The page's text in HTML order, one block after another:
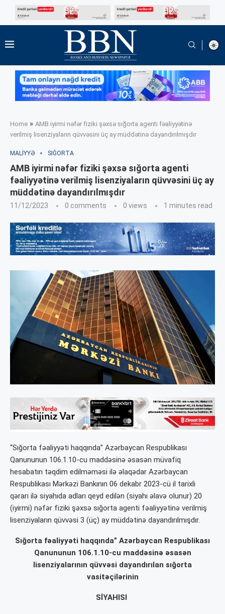
Home » AMB iyirmi nəfər fiziki şəxsə sığorta agenti fəaliyyətinə
verilmiş lisenziyaların qüvvəsini üç ay müddətinə dayandırılmışdır
MALIYYƏ SIĞORTA
AMB iyirmi nəfər fiziki şəxsə sığorta agenti
fəaliyyətinə verilmiş lisenziyaların qüvvəsini üç ay
müddətinə dayandırılmışdır
11/12/2023 0 comments 0 views 1 minutes read
“Sığorta fəaliyyəti haqqında” Azərbaycan Respublikası
Qanununun 106.1.10-cu maddəsinə əsasən müvafiq
hesabatın təqdim edilməməsi ilə əlaqədar Azərbaycan
Respublikası Mərkəzi Bankının 06 dekabr 2023-cü il tarixli
qərarı ilə siyahıda adları qeyd edilən (siyahı əlavə olunur) 20
(iyirmi) nəfər fiziki şəxsə sığorta agenti fəaliyyətinə verilmiş
lisenziyaların qüvvəsi 3 (üç) ay müddətinə dayandırılmışdır.
Sığorta fəaliyyəti haqqında” Azərbaycan Respublikası
Qanununun 106.1.10-cu maddəsinə əsasən
lisenziyalarının qüvvəsi dayandırılan sığorta
vasitəçilərinin
SİYAHISI